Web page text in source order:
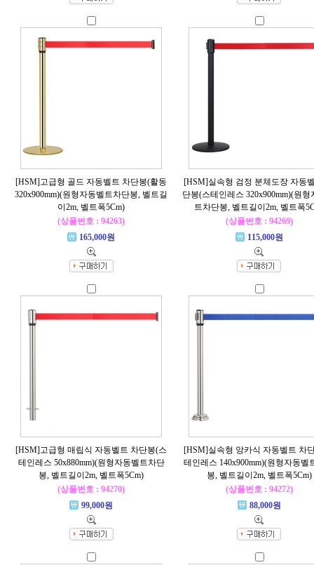
[HSM]고급형 골드 자동벨트 차단봉(활동
320x900mm)(원형자동벨트차단봉, 벨트길
이2m, 벨트폭5Cm)
(상품번호 : 94263)
165,000원
[HSM]실속형 검정 분체도장 자동
단봉(스테인레스 320x900mm)(원형
트차단봉, 벨트길이2m, 벨트폭
(상품번호 : 94269)
115,000원
[HSM]고급형 매립식 자동벨트 차단봉(스
테인레스 50x880mm)(원형자동벨트차단
봉, 벨트길이2m, 벨트폭5Cm)
(상품번호 : 94270)
99,000원
[HSM]실속형 앙카식 자동벨트 차
테인레스 140x900mm)(원형자동벨
봉, 벨트길이2m, 벨트폭5Cm)
(상품번호 : 94272)
88,000원